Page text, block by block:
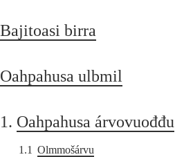
Bajitoasi birra
Oahpahusa ulbmil
1. Oahpahusa árvovuođđu
1.1 Olmmošárvu